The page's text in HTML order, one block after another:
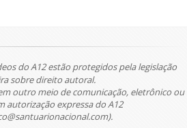
do A12 estão protegidos pela legislação
sobre direito autoral.
outro meio de comunicação, eletrônico ou
autorização expressa do A12